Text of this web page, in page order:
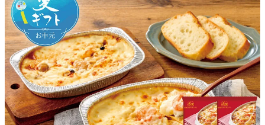
贈る相手から選ぶ